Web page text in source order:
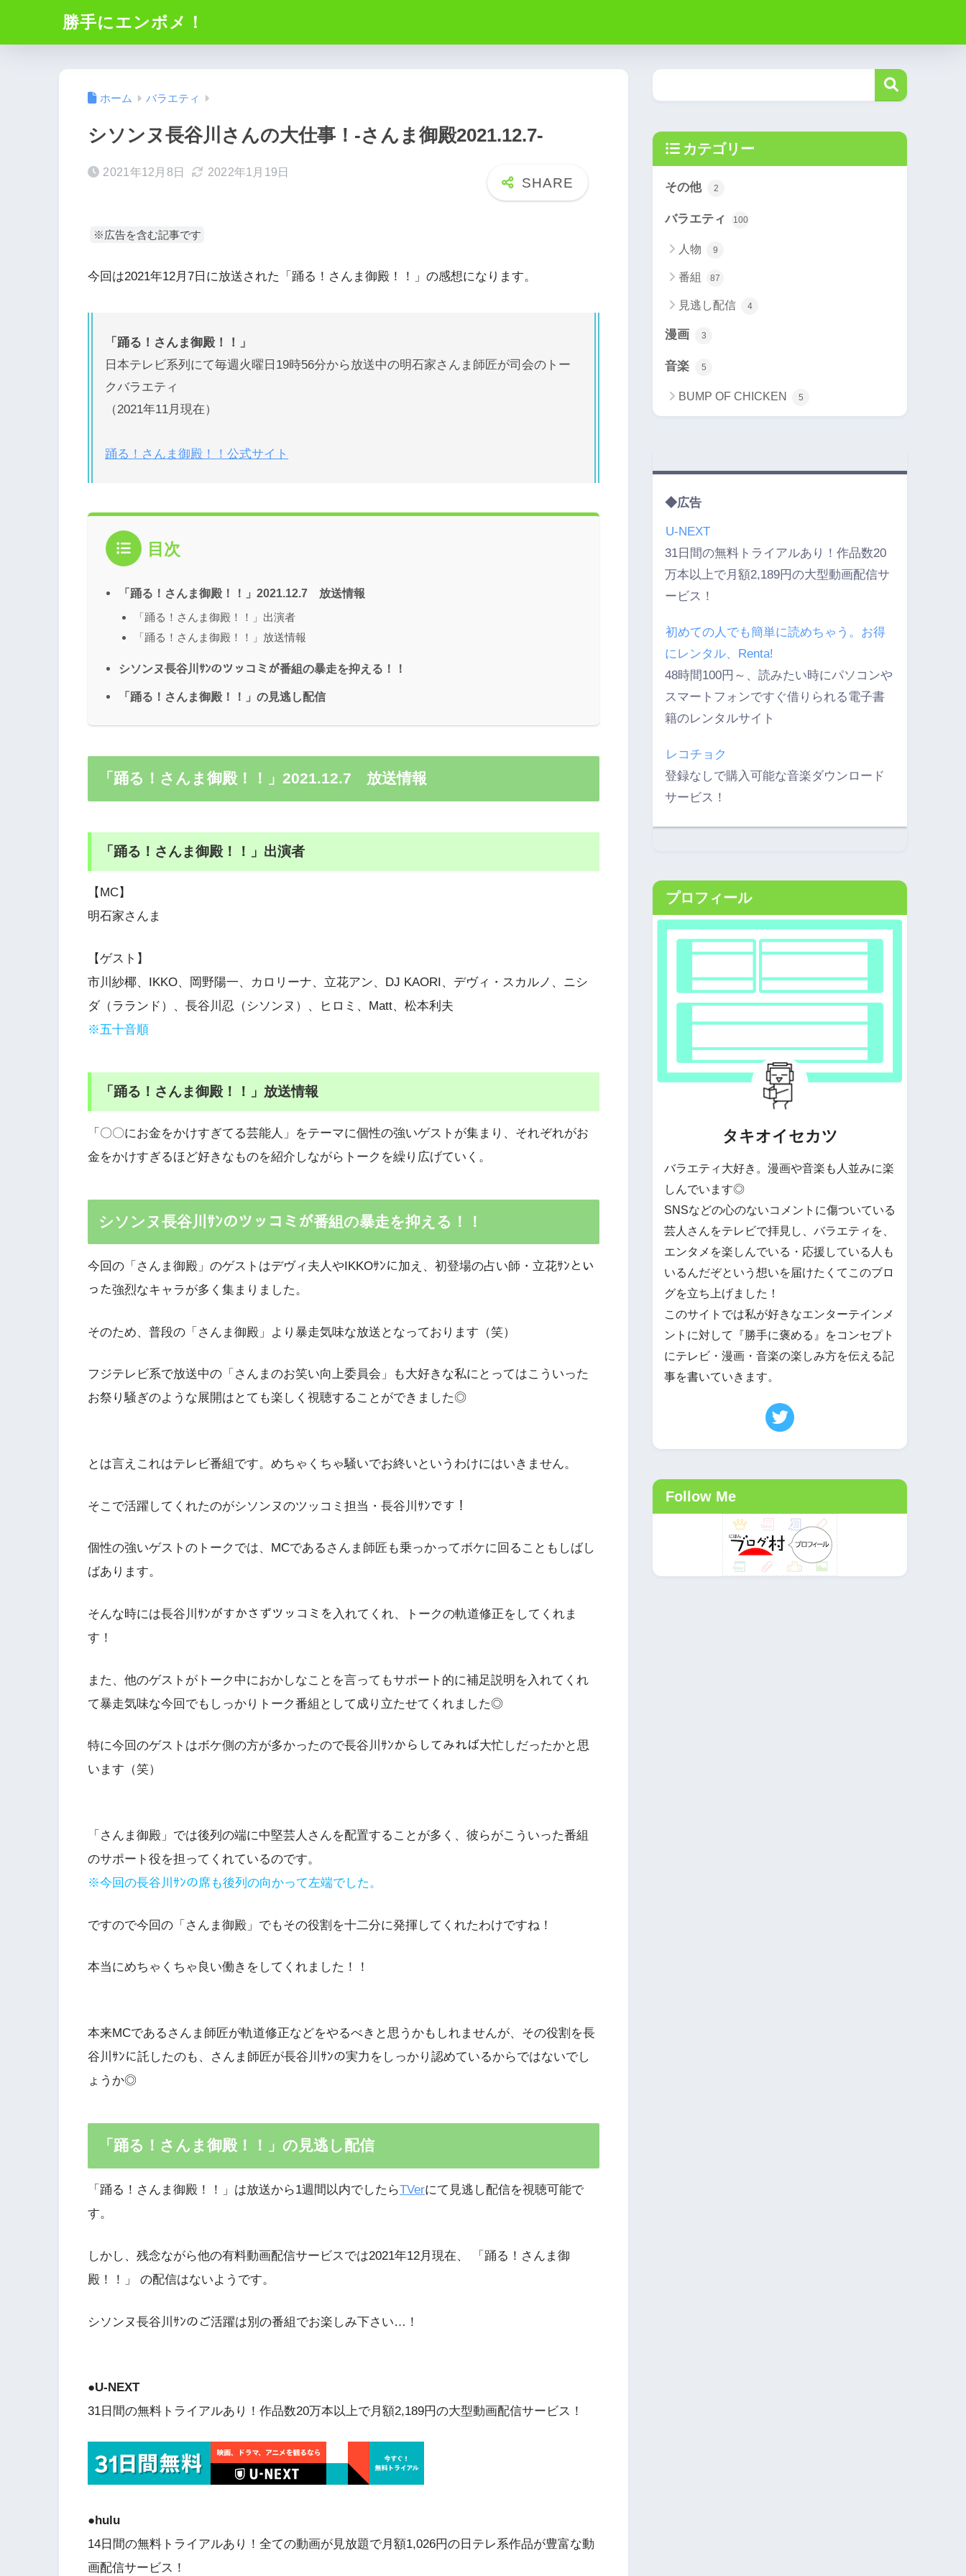
勝手にエンボメ！
ホーム バラエティ
シソンヌ長谷川さんの大仕事！-さんま御殿2021.12.7-
2021年12月8日 2022年1月19日
※広告を含む記事です
今回は2021年12月7日に放送された「踊る！さんま御殿！！」の感想になります。
「踊る！さんま御殿！！」
日本テレビ系列にて毎週火曜日19時56分から放送中の明石家さんま師匠が司会のトー
クバラエティ
（2021年11月現在）
踊る！さんま御殿！！公式サイト
目次
「踊る！さんま御殿！！」2021.12.7 放送情報
「踊る！さんま御殿！！」出演者
「踊る！さんま御殿！！」放送情報
シソンヌ長谷川ｻﾝのツッコミが番組の暴走を抑える！！
「踊る！さんま御殿！！」の見逃し配信
「踊る！さんま御殿！！」2021.12.7 放送情報
「踊る！さんま御殿！！」出演者
【MC】
明石家さんま
【ゲスト】
市川紗椰、IKKO、岡野陽一、カロリーナ、立花アン、DJ KAORI、デヴィ・スカルノ、ニシ
ダ（ラランド）、長谷川忍（シソンヌ）、ヒロミ、Matt、松本利夫
※五十音順
「踊る！さんま御殿！！」放送情報
「〇〇にお金をかけすぎてる芸能人」をテーマに個性の強いゲストが集まり、それぞれがお
金をかけすぎるほど好きなものを紹介しながらトークを繰り広げていく。
シソンヌ長谷川ｻﾝのツッコミが番組の暴走を抑える！！
今回の「さんま御殿」のゲストはデヴィ夫人やIKKOｻﾝに加え、初登場の占い師・立花ｻﾝとい
った強烈なキャラが多く集まりました。
そのため、普段の「さんま御殿」より暴走気味な放送となっております（笑）
フジテレビ系で放送中の「さんまのお笑い向上委員会」も大好きな私にとってはこういった
お祭り騒ぎのような展開はとても楽しく視聴することができました◎
とは言えこれはテレビ番組です。めちゃくちゃ騒いでお終いというわけにはいきません。
そこで活躍してくれたのがシソンヌのツッコミ担当・長谷川ｻﾝです！
個性の強いゲストのトークでは、MCであるさんま師匠も乗っかってボケに回ることもしばし
ばあります。
そんな時には長谷川ｻﾝがすかさずツッコミを入れてくれ、トークの軌道修正をしてくれま
す！
また、他のゲストがトーク中におかしなことを言ってもサポート的に補足説明を入れてくれ
て暴走気味な今回でもしっかりトーク番組として成り立たせてくれました◎
特に今回のゲストはボケ側の方が多かったので長谷川ｻﾝからしてみれば大忙しだったかと思
います（笑）
「さんま御殿」では後列の端に中堅芸人さんを配置することが多く、彼らがこういった番組
のサポート役を担ってくれているのです。
※今回の長谷川ｻﾝの席も後列の向かって左端でした。
ですので今回の「さんま御殿」でもその役割を十二分に発揮してくれたわけですね！
本当にめちゃくちゃ良い働きをしてくれました！！
本来MCであるさんま師匠が軌道修正などをやるべきと思うかもしれませんが、その役割を長
谷川ｻﾝに託したのも、さんま師匠が長谷川ｻﾝの実力をしっかり認めているからではないでし
ょうか◎
「踊る！さんま御殿！！」の見逃し配信
「踊る！さんま御殿！！」は放送から1週間以内でしたらTVerにて見逃し配信を視聴可能で
す。
しかし、残念ながら他の有料動画配信サービスでは2021年12月現在、 「踊る！さんま御
殿！！」 の配信はないようです。
シソンヌ長谷川ｻﾝのご活躍は別の番組でお楽しみ下さい…！
●U-NEXT
31日間の無料トライアルあり！作品数20万本以上で月額2,189円の大型動画配信サービス！
●hulu
14日間の無料トライアルあり！全ての動画が見放題で月額1,026円の日テレ系作品が豊富な動
画配信サービス！
カテゴリー
その他 2
バラエティ 100
人物 9
番組 87
見逃し配信 4
漫画 3
音楽 5
BUMP OF CHICKEN 5
◆広告
U-NEXT
31日間の無料トライアルあり！作品数20
万本以上で月額2,189円の大型動画配信サ
ービス！
初めての人でも簡単に読めちゃう。お得
にレンタル、Renta!
48時間100円～、読みたい時にパソコンや
スマートフォンですぐ借りられる電子書
籍のレンタルサイト
レコチョク
登録なしで購入可能な音楽ダウンロード
サービス！
プロフィール
タキオイセカツ
バラエティ大好き。漫画や音楽も人並みに楽
しんでいます◎
SNSなどの心のないコメントに傷ついている
芸人さんをテレビで拝見し、バラエティを、
エンタメを楽しんでいる・応援している人も
いるんだぞという想いを届けたくてこのブロ
グを立ち上げました！
このサイトでは私が好きなエンターテインメ
ントに対して『勝手に褒める』をコンセプト
にテレビ・漫画・音楽の楽しみ方を伝える記
事を書いていきます。
Follow Me